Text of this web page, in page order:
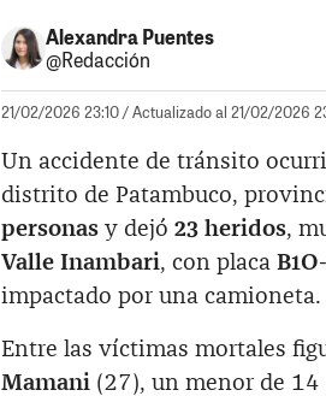
Alexandra Puentes
@Redacción
21/02/2026 23:10/ Actualizado al 21/02/2026
Un accidente de tránsito
distrito de Patambuco,
personas y dejó 23 heridos,
Valle Inambari, con placa
impactado por una camioneta.
Entre las víctimas mortales
Mamani (27), un menor de